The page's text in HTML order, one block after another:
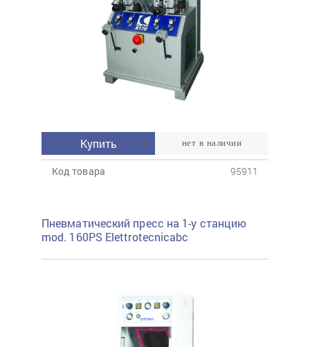
Купить нет в наличии
Код товара 95911
Пневматический пресс на 1-у станцию
mod. 160PS Elettrotecnicabc